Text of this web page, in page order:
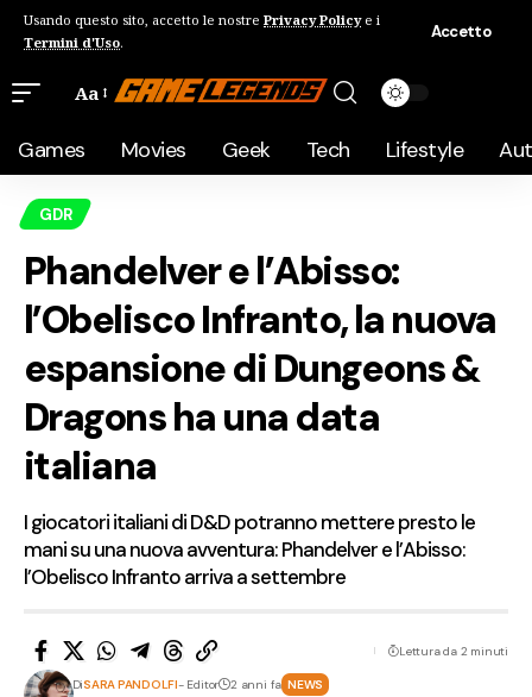
Usando questo sito, accetto le nostre Privacy Policye i
Termini d'Uso.
Accetto
Aa
Games Movies Geek Tech Lifestyle
GDR
Phandelver e l’Abisso:
l’Obelisco Infranto, la nuova
espansione di Dungeons &
Dragons ha una data
italiana
I giocatori italiani di D&D potranno mettere presto le
mani su una nuova avventura: Phandelver e l’Abisso:
l’Obelisco Infranto arriva a settembre
DiSARA PANDOLFI- Editor 2 anni fa NEWS
Lettura da 2 minuti